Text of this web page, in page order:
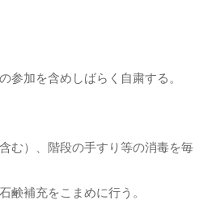
参加を含めしばらく自粛する。
む）、階段の手すり等の消毒を毎
鹸補充をこまめに行う。